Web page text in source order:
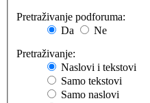
Pretraživanje podforuma:
Da
Ne
Pretraživanje:
Naslovi i tekstovi
Samo tekstovi
Samo naslovi